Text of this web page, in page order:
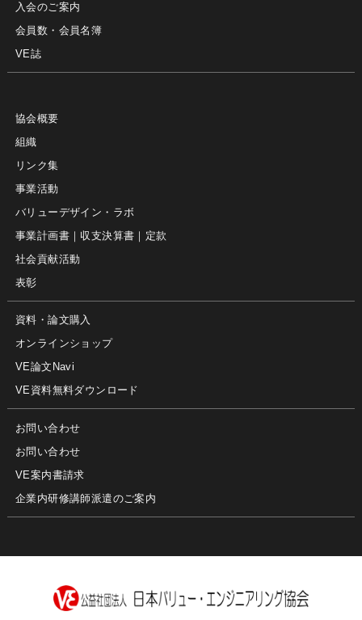
入会のご案内
会員数・会員名簿
VE誌
協会概要
組織
リンク集
事業活動
バリューデザイン・ラボ
事業計画書｜収支決算書｜定款
社会貢献活動
表彰
資料・論文購入
オンラインショップ
VE論文Navi
VE資料無料ダウンロード
お問い合わせ
お問い合わせ
VE案内書請求
企業内研修講師派遣のご案内